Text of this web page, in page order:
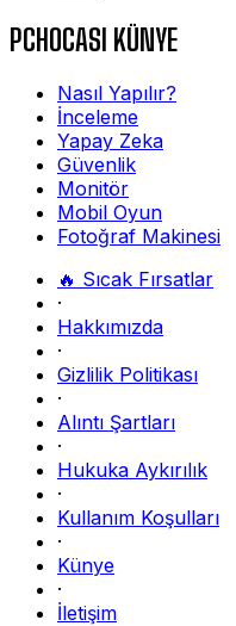
PCHOCASI KÜNYE
Nasıl Yapılır?
İnceleme
Yapay Zeka
Güvenlik
Monitör
Mobil Oyun
Fotoğraf Makinesi
🔥 Sıcak Fırsatlar
·
Hakkımızda
·
Gizlilik Politikası
·
Alıntı Şartları
·
Hukuka Aykırılık
·
Kullanım Koşulları
·
Künye
·
İletişim